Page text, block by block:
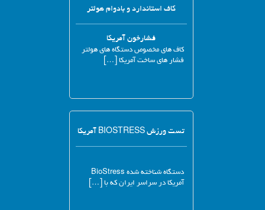
کاف استاندارد و بادوام هولتر
فشارخون آمریکا
کاف های مخصوص دستگاه های هولتر
فشار های ساخت آمریکا […]
تست ورزش BIOSTRESS آمریکا
دستگاه شناخته شده BioStress
آمریکا در سراسر ایران که با […]